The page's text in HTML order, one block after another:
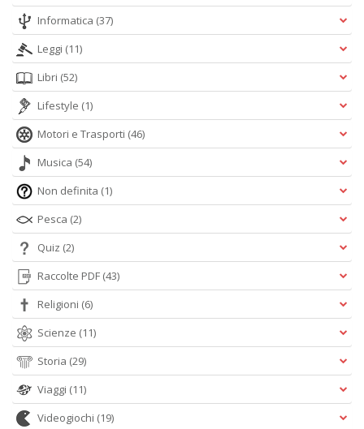
Informatica (37)
Leggi (11)
Libri (52)
Lifestyle (1)
Motori e Trasporti (46)
Musica (54)
Non definita (1)
Pesca (2)
Quiz (2)
Raccolte PDF (43)
Religioni (6)
Scienze (11)
Storia (29)
Viaggi (11)
Videogiochi (19)